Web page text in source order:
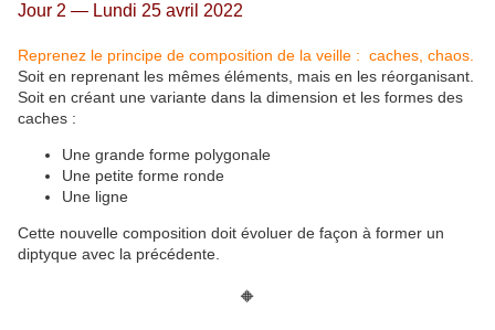
Jour 2 — Lundi 25 avril 2022
Reprenez le principe de composition de la veille : caches, chaos.
Soit en reprenant les mêmes éléments, mais en les réorganisant.
Soit en créant une variante dans la dimension et les formes des
caches :
Une grande forme polygonale
Une petite forme ronde
Une ligne
Cette nouvelle composition doit évoluer de façon à former un
diptyque avec la précédente.
🔶